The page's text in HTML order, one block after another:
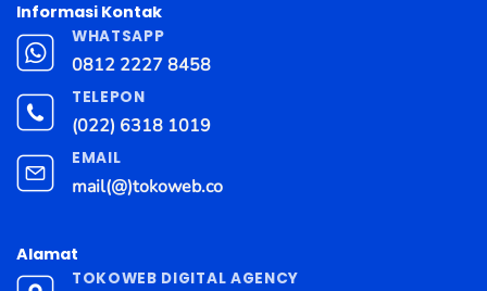
Informasi Kontak
WHATSAPP
0812 2227 8458
TELEPON
(022) 6318 1019
EMAIL
mail(@)tokoweb.co
Alamat
TOKOWEB DIGITAL AGENCY